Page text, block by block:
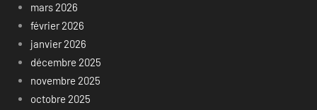
mars 2026
février 2026
janvier 2026
décembre 2025
novembre 2025
octobre 2025